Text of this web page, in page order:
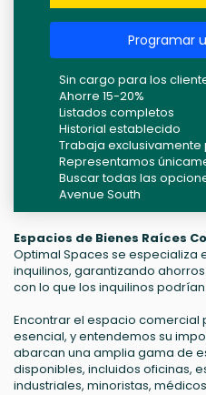
Programar
Sin cargo para los
Ahorre 15-20%
Listados completos
Historial establecido
Trabaja exclusivamente
Representamos
Buscar todas las
Avenue South
Espacios de Bienes Raíces
Optimal Spaces se especializa
inquilinos, garantizando
con lo que los inquilinos
Encontrar el espacio comercial
esencial, y entendemos su
abarcan una amplia gama de
disponibles, incluidos oficinas,
industriales, minoristas,